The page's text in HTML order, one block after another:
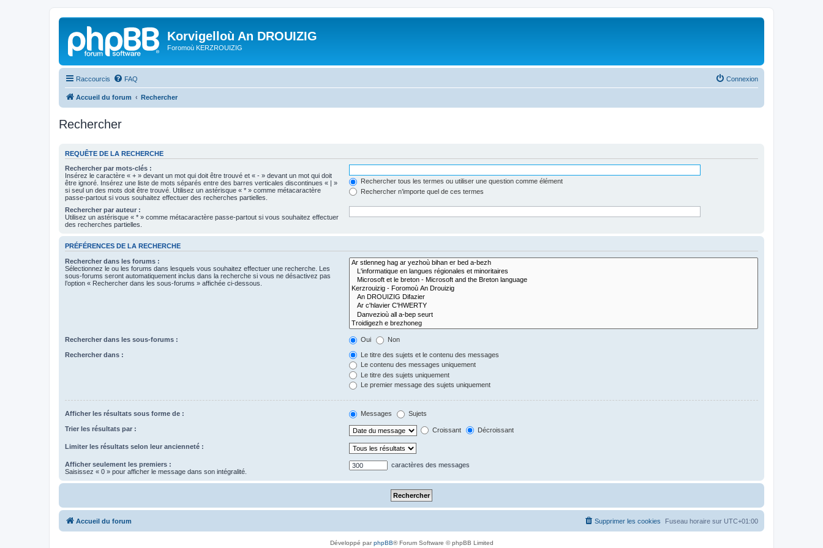
Korvigelloù An DROUIZIG
Foromoù KERZROUIZIG
Raccourcis FAQ Connexion
Accueil du forum Rechercher
Rechercher
REQUÊTE DE LA RECHERCHE
Rechercher par mots-clés :
Insérez le caractère « + » devant un mot qui doit être trouvé et « - » devant un mot qui doit
être ignoré. Insérez une liste de mots séparés entre des barres verticales discontinues « | »
si seul un des mots doit être trouvé. Utilisez un astérisque « * » comme métacaractère
passe-partout si vous souhaitez effectuer des recherches partielles.
Rechercher tous les termes ou utiliser une question comme élément
Rechercher n’importe quel de ces termes
Rechercher par auteur :
Utilisez un astérisque « * » comme métacaractère passe-partout si vous souhaitez effectuer
des recherches partielles.
PRÉFÉRENCES DE LA RECHERCHE
Rechercher dans les forums :
Sélectionnez le ou les forums dans lesquels vous souhaitez effectuer une recherche. Les
sous-forums seront automatiquement inclus dans la recherche si vous ne désactivez pas
l’option « Rechercher dans les sous-forums » affichée ci-dessous.
Rechercher dans les sous-forums : Oui Non
Rechercher dans :
Le titre des sujets et le contenu des messages
Le contenu des messages uniquement
Le titre des sujets uniquement
Le premier message des sujets uniquement
Afficher les résultats sous forme de : Messages Sujets
Trier les résultats par : Croissant Décroissant
Limiter les résultats selon leur ancienneté :
Afficher seulement les premiers :
Saisissez « 0 » pour afficher le message dans son intégralité.
caractères des messages
Accueil du forum Fuseau horaire sur UTC+01:00
Supprimer les cookies
Développé parphpBB® Forum Software © phpBB Limited